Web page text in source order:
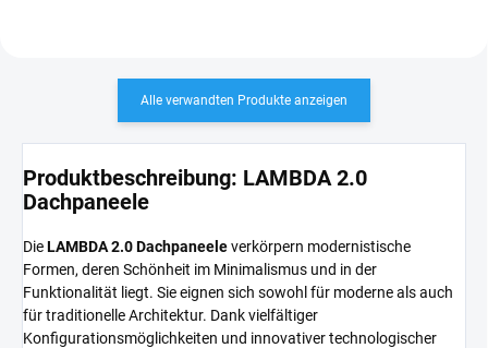
Alle verwandten Produkte anzeigen
Produktbeschreibung: LAMBDA 2.0
Dachpaneele
DieLAMBDA 2.0 Dachpaneeleverkörpern modernistische
Formen, deren Schönheit im Minimalismus und in der
Funktionalität liegt. Sie eignen sich sowohl für moderne als auch
für traditionelle Architektur. Dank vielfältiger
Konfigurationsmöglichkeiten und innovativer technologischer